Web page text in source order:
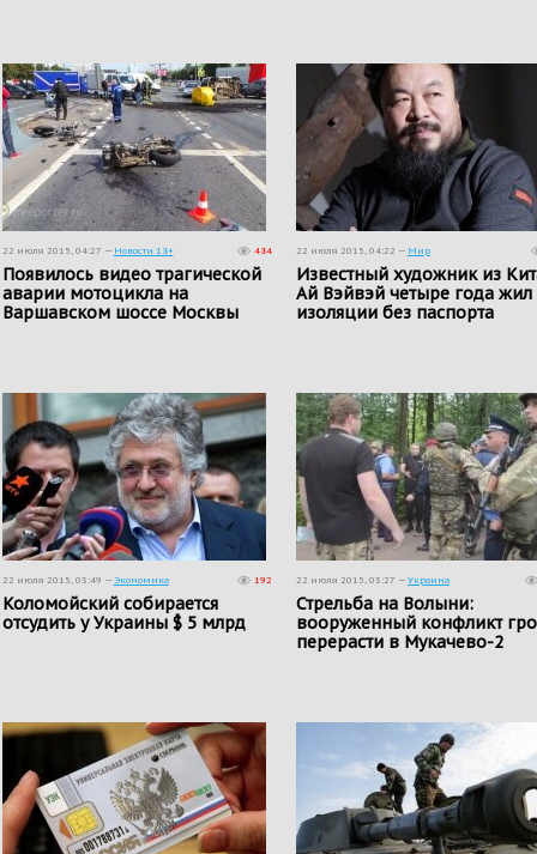
22 июля 2015, 04:27 — Новости 18+ 484
Появилось видео трагической
аварии мотоцикла на
Варшавском шоссе Москвы
22 июля 2015, 04:22 — Мир
Известный художник из
Ай Вэйвэй четыре года жил
изоляции без паспорта
22 июля 2015, 03:49 — Экономика 192
Коломойский собирается
отсудить у Украины $ 5 млрд
22 июля 2015, 03:27 — Украина
Стрельба на Волыни:
вооруженный конфликт
перерасти в Мукачево-2